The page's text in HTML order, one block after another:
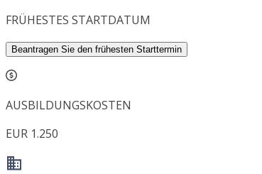
FRÜHESTES STARTDATUM
Beantragen Sie den frühesten Starttermin
AUSBILDUNGSKOSTEN
EUR 1.250